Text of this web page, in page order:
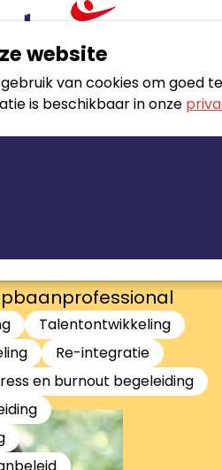
website
van cookies om goed
is beschikbaar in onze
coachvragen |
en
Talentontwikkeling
Re-integratie
en burnout begeleiding